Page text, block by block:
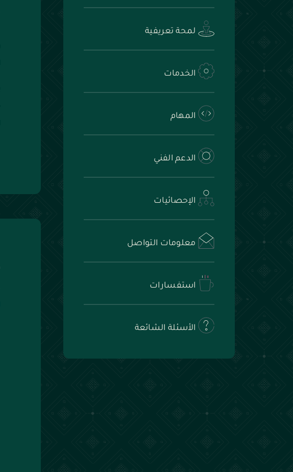
لمحة تعريفية
الخدمات
المهام
الدعم الفني
الإحصائيات
معلومات التواصل
استفسارات
الأسئلة الشائعة